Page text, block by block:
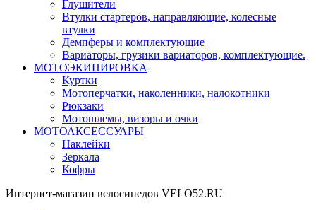
Глушители
Втулки стартеров, направляющие, колесные
втулки
Демпферы и комплектующие
Вариаторы, грузики вариаторов, комплектующие.
МОТОЭКИПИРОВКА
Куртки
Мотоперчатки, наколенники, налокотники
Рюкзаки
Мотошлемы, визоры и очки
МОТОАКСЕССУАРЫ
Наклейки
Зеркала
Кофры
Интернет-магазин велосипедов VELO52.RU